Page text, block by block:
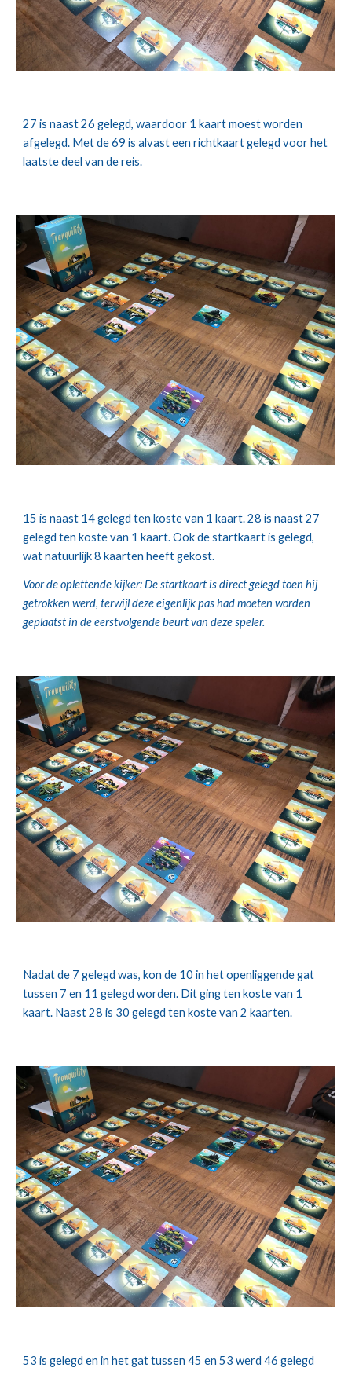
27 is naast 26 gelegd, waardoor 1 kaart moest worden
afgelegd. Met de 69 is alvast een richtkaart gelegd voor het
laatste deel van de reis.
15 is naast 14 gelegd ten koste van 1 kaart. 28 is naast 27
gelegd ten koste van 1 kaart. Ook de startkaart is gelegd,
wat natuurlijk 8 kaarten heeft gekost.
Voor de oplettende kijker: De startkaart is direct gelegd toen hij
getrokken werd, terwijl deze eigenlijk pas had moeten worden
geplaatst in de eerstvolgende beurt van deze speler.
Nadat de 7 gelegd was, kon de 10 in het openliggende gat
tussen 7 en 11 gelegd worden. Dit ging ten koste van 1
kaart. Naast 28 is 30 gelegd ten koste van 2 kaarten.
53 is gelegd en in het gat tussen 45 en 53 werd 46 gelegd